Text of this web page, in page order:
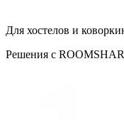
Для хостелов и
Решения с